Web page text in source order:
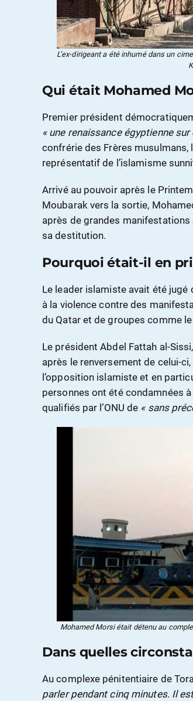
L’ex-dirigeant a été inhumé dans un
Qui était Mohamed
Premier président
« une renaissance égyptienne
confrérie des Frères musulmans,
représentatif de l’islamisme
Arrivé au pouvoir après le
Moubarak vers la sortie,
après de grandes
sa destitution.
Pourquoi était-il en
Le leader islamiste avait été
à la violence contre des
du Qatar et de groupes comme le
Le président Abdel Fattah al-
après le renversement de celui-
l’opposition islamiste et en
personnes ont été condamnées
qualifiés par l’ONU de « sans
Mohamed Morsi était détenu au
Dans quelles
Au complexe pénitentiaire de
parler pendant cinq minutes. Il